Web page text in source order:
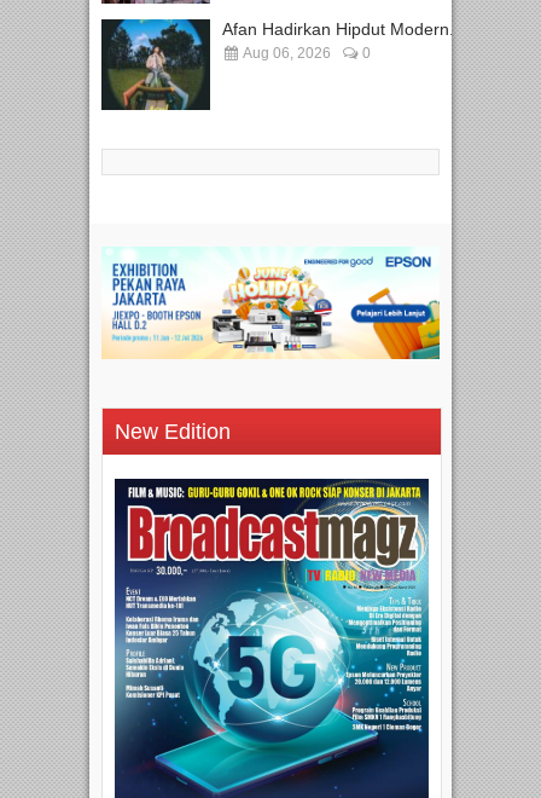
Afan Hadirkan Hipdut Modern...
Aug 06, 2026 0
New Edition